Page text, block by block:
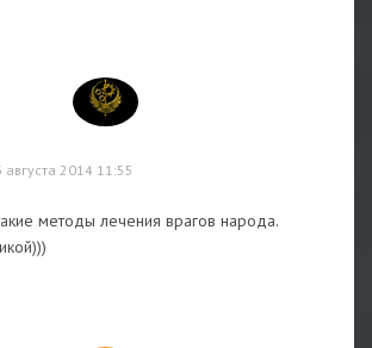
августа 2014 11:55
методы лечения врагов народа.